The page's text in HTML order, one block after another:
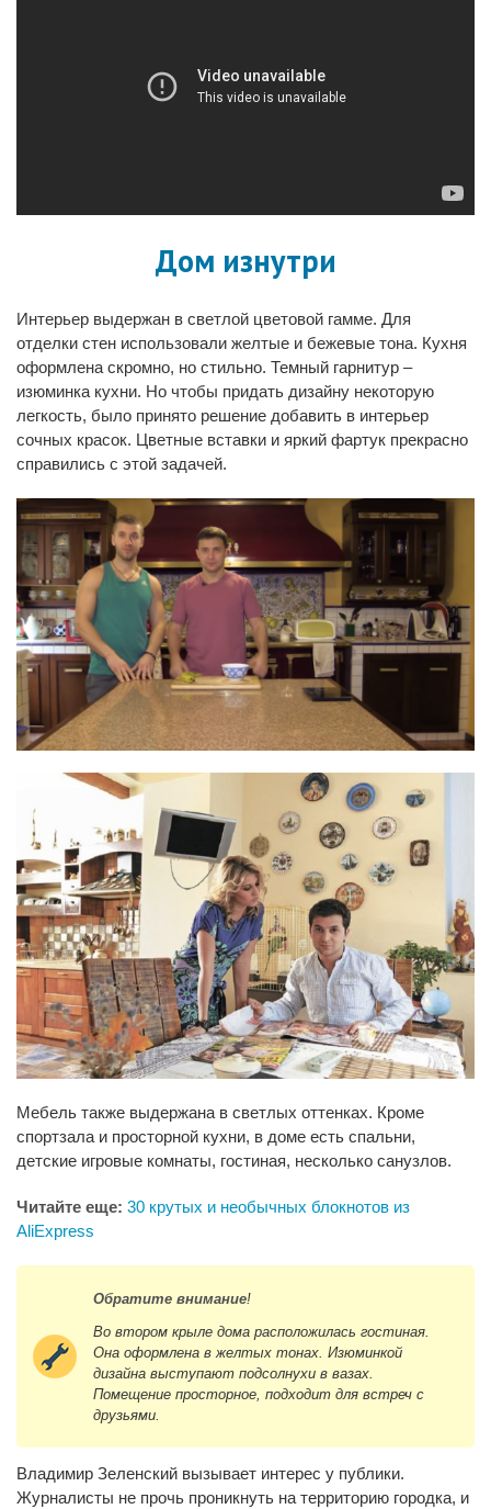
Дом изнутри
Интерьер выдержан в светлой цветовой гамме. Для
отделки стен использовали желтые и бежевые тона. Кухня
оформлена скромно, но стильно. Темный гарнитур –
изюминка кухни. Но чтобы придать дизайну некоторую
легкость, было принято решение добавить в интерьер
сочных красок. Цветные вставки и яркий фартук прекрасно
справились с этой задачей.
Мебель также выдержана в светлых оттенках. Кроме
спортзала и просторной кухни, в доме есть спальни,
детские игровые комнаты, гостиная, несколько санузлов.
Читайте еще: 30 крутых и необычных блокнотов из
AliExpress
Обратите внимание!
Во втором крыле дома расположилась гостиная.
Она оформлена в желтых тонах. Изюминкой
дизайна выступают подсолнухи в вазах.
Помещение просторное, подходит для встреч с
друзьями.
Владимир Зеленский вызывает интерес у публики.
Журналисты не прочь проникнуть на территорию городка, и